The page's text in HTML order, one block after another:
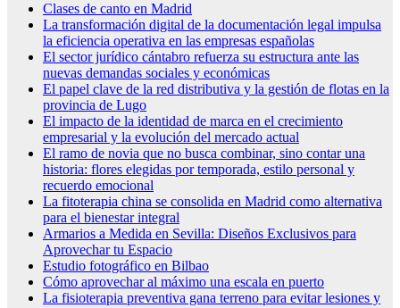
Clases de canto en Madrid
La transformación digital de la documentación legal impulsa
la eficiencia operativa en las empresas españolas
El sector jurídico cántabro refuerza su estructura ante las
nuevas demandas sociales y económicas
El papel clave de la red distributiva y la gestión de flotas en la
provincia de Lugo
El impacto de la identidad de marca en el crecimiento
empresarial y la evolución del mercado actual
El ramo de novia que no busca combinar, sino contar una
historia: flores elegidas por temporada, estilo personal y
recuerdo emocional
La fitoterapia china se consolida en Madrid como alternativa
para el bienestar integral
Armarios a Medida en Sevilla: Diseños Exclusivos para
Aprovechar tu Espacio
Estudio fotográfico en Bilbao
Cómo aprovechar al máximo una escala en puerto
La fisioterapia preventiva gana terreno para evitar lesiones y